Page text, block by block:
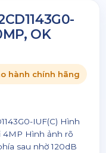
OK
hành chính hãng
IUF(C) Hình
4MP Hình ảnh rõ
sau nhờ 120dB